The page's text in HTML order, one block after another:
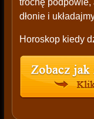
trochę podpowie,
dłonie i
Horoskop kiedy